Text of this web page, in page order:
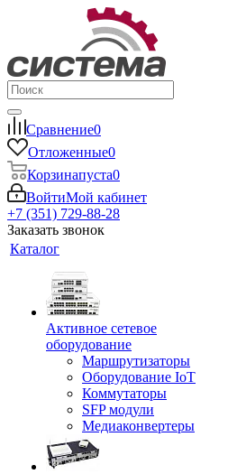
Сравнение0
Отложенные0
Корзинапуста0
ВойтиМой кабинет
+7 (351) 729-88-28
Заказать звонок
Каталог
Активное сетевое
оборудование
Маршрутизаторы
Оборудование IoT
Коммутаторы
SFP модули
Медиаконвертеры